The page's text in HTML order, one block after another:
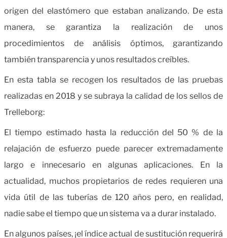
origen del elastómero que estaban analizando. De esta
manera, se garantiza la realización de unos
procedimientos de análisis óptimos, garantizando
también transparencia y unos resultados creíbles.
En esta tabla se recogen los resultados de las pruebas
realizadas en 2018 y se subraya la calidad de los sellos de
Trelleborg:
El tiempo estimado hasta la reducción del 50 % de la
relajación de esfuerzo puede parecer extremadamente
largo e innecesario en algunas aplicaciones. En la
actualidad, muchos propietarios de redes requieren una
vida útil de las tuberías de 120 años pero, en realidad,
nadie sabe el tiempo que un sistema va a durar instalado.
En algunos países, ¡el índice actual de sustitución requerirá